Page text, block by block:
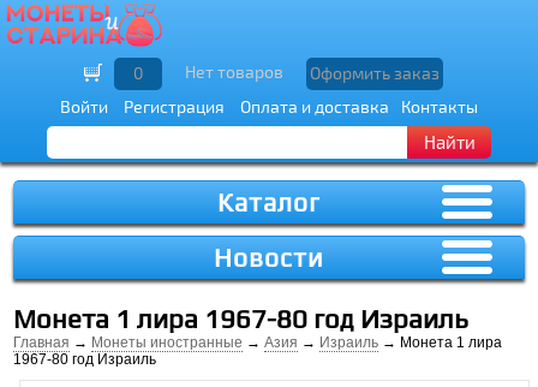
Войти Регистрация Оплата и доставка Контакты
Найти
0 Нет товаров Оформить заказ
Каталог
Новости
Монета 1 лира 1967-80 год Израиль
Главная → Монеты иностранные →Азия → Израиль → Монета 1 лира
1967-80 год Израиль